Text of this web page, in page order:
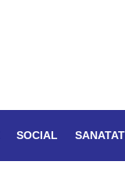
SOCIAL